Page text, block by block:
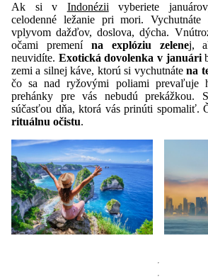
Ak si v Indonézii vyberiete
celodenné ležanie pri mori.
vplyvom dažďov, doslova, dýcha.
očami premení na explóziu zelenej,
neuvidíte. Exotická dovolenka v januári
zemi a silnej káve, ktorú si vychutnátena
čo sa nad ryžovými poliami prevaľuje
prehánky pre vás nebudú prekážkou.
súčasťou dňa, ktorá vás prinúti spomaliť.
rituálnu očistu.